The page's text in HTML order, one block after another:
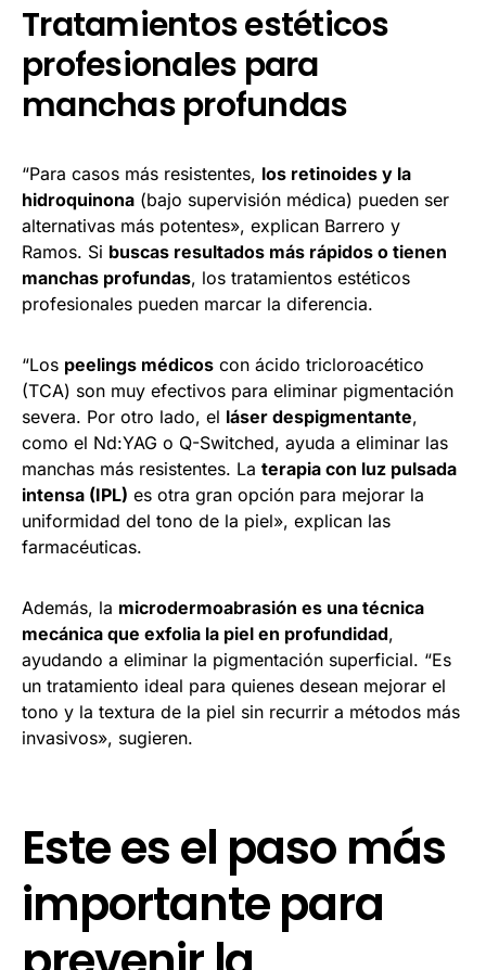
Tratamientos estéticos
profesionales para
manchas profundas
“Para casos más resistentes, los retinoides y la
hidroquinona (bajo supervisión médica) pueden ser
alternativas más potentes», explican Barrero y
Ramos. Si buscas resultados más rápidos o tienen
manchas profundas, los tratamientos estéticos
profesionales pueden marcar la diferencia.
“Los peelings médicos con ácido tricloroacético
(TCA) son muy efectivos para eliminar pigmentación
severa. Por otro lado, el láser despigmentante,
como el Nd:YAG o Q-Switched, ayuda a eliminar las
manchas más resistentes. La terapia con luz pulsada
intensa (IPL) es otra gran opción para mejorar la
uniformidad del tono de la piel», explican las
farmacéuticas.
Además, la microdermoabrasión es una técnica
mecánica que exfolia la piel en profundidad,
ayudando a eliminar la pigmentación superficial. “Es
un tratamiento ideal para quienes desean mejorar el
tono y la textura de la piel sin recurrir a métodos más
invasivos», sugieren.
Este es el paso más
importante para